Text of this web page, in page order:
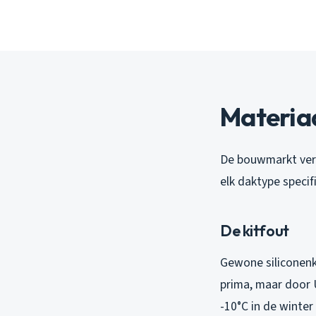
De bouwmarkt
elk daktype
De kitfout
Gewone
prima, maar door
-10°C in de